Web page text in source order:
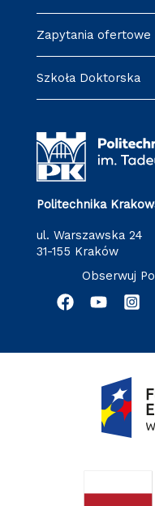
Zapytania ofertowe
Szkoła Doktorska
Politechnika
ul. Warszawska 24
31-155 Kraków
Obserwuj